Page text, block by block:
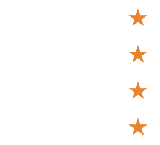
★
★
★
★